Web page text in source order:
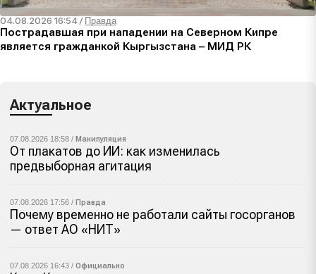
04.08.2026 16:54 / Правда
Пострадавшая при нападении на Северном Кипре
является гражданкой Кыргызстана – МИД РК
Актуальное
07.08.2026 18:58 / Манипуляция
От плакатов до ИИ: как изменилась
предвыборная агитация
07.08.2026 17:56 / Правда
Почему временно не работали сайты госорганов
— ответ АО «НИТ»
07.08.2026 16:43 / Официально